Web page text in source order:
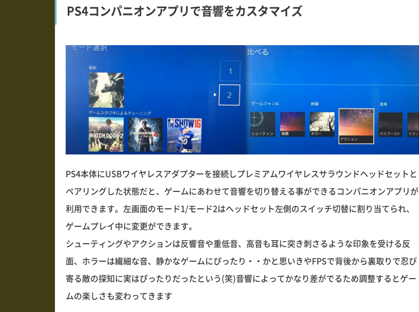
PS4コンパニオンアプリで音響をカスタマイズ
PS4本体にUSBワイヤレスアダプターを接続しプレミアムワイヤレスサラウンドヘッドセットと
ペアリングした状態だと、ゲームにあわせて音響を切り替える事ができるコンパニオンアプリが
利用できます。左画面のモード1/モード2はヘッドセット左側のスイッチ切替に割り当てられ、
ゲームプレイ中に変更ができます。
シューティングやアクションは反響音や重低音、高音も耳に突き刺さるような印象を受ける反
面、ホラーは繊細な音、静かなゲームにぴったり・・かと思いきやFPSで背後から裏取りで忍び
寄る敵の探知に実はぴったりだったという(笑)音響によってかなり差がでるため調整するとゲー
ムの楽しさも変わってきます